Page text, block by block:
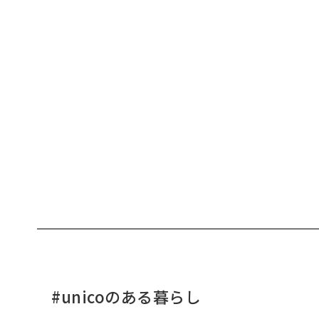
#unicoのある暮らし